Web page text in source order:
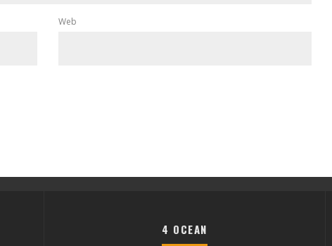
Web
4 OCEAN